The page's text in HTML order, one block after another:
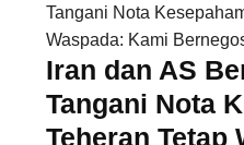
Tangani Nota
Waspada: Kami
Iran dan AS
Tangani Nota
Teheran Tetap